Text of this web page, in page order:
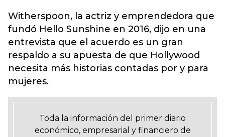
Witherspoon, la actriz y emprendedora que
fundó Hello Sunshine en 2016, dijo en una
entrevista que el acuerdo es un gran
respaldo a su apuesta de que Hollywood
necesita más historias contadas por y para
mujeres.
Toda la información del primer diario
económico, empresarial y financiero de